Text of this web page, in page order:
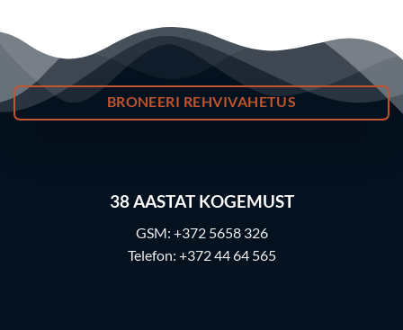
BRONEERI REHVIVAHETUS
38AASTAT KOGEMUST
GSM: +372 5658 326
Telefon: +372 44 64 565